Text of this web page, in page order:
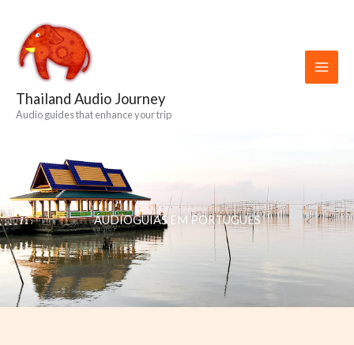
content
Thailand Audio Journey
Audio guides that enhance your trip
ÁUDIOGUIAS EM PORTUGUÊS